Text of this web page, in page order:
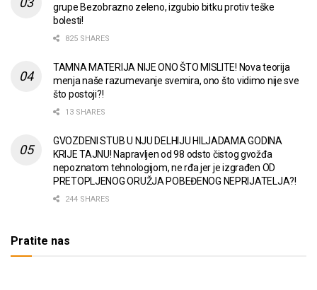
grupe Bezobrazno zeleno, izgubio bitku protiv teške
bolesti!
825 SHARES
TAMNA MATERIJA NIJE ONO ŠTO MISLITE! Nova teorija
menja naše razumevanje svemira, ono što vidimo nije sve
što postoji?!
13 SHARES
GVOZDENI STUB U NJU DELHIJU HILJADAMA GODINA
KRIJE TAJNU! Napravljen od 98 odsto čistog gvožđa
nepoznatom tehnologijom, ne rđa jer je izgrađen OD
PRETOPLJENOG ORUŽJA POBEĐENOG NEPRIJATELJA?!
244 SHARES
Pratite nas